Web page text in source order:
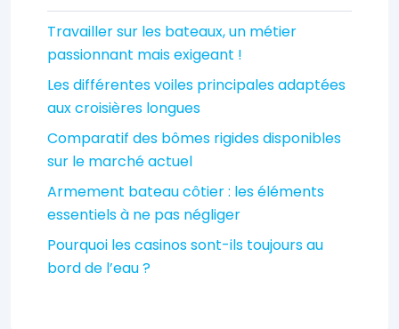
Travailler sur les bateaux, un métier
passionnant mais exigeant !
Les différentes voiles principales adaptées
aux croisières longues
Comparatif des bômes rigides disponibles
sur le marché actuel
Armement bateau côtier : les éléments
essentiels à ne pas négliger
Pourquoi les casinos sont-ils toujours au
bord de l’eau ?